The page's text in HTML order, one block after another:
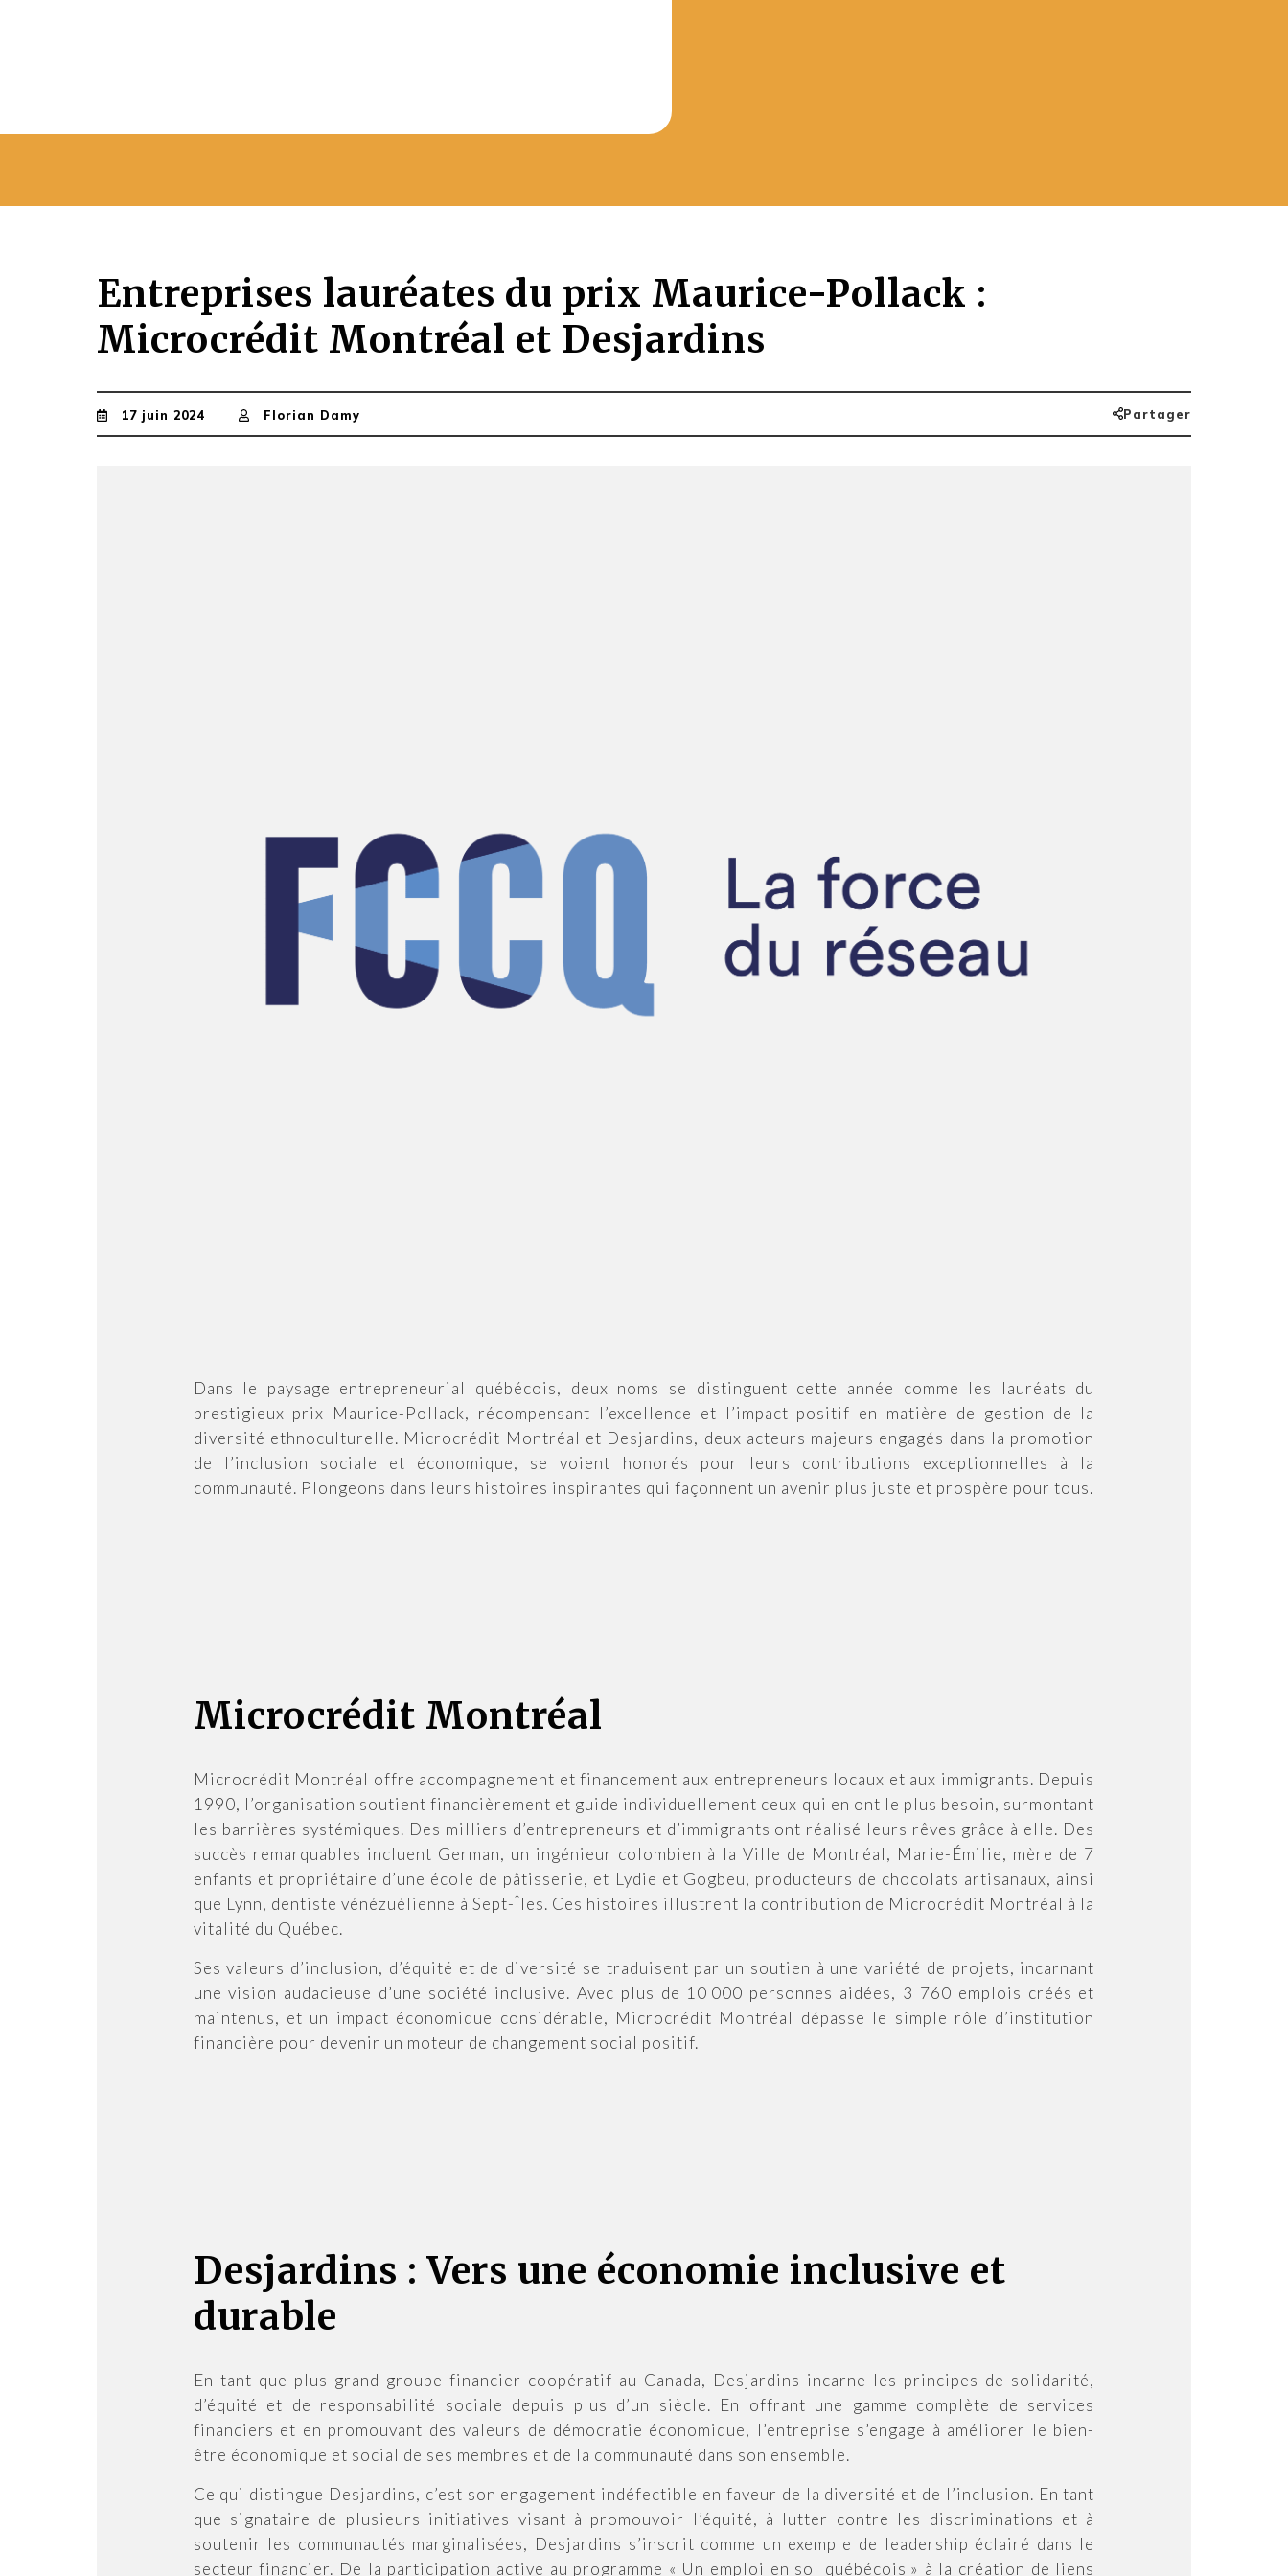
Entreprises lauréates du prix Maurice-Pollack :
Microcrédit Montréal et Desjardins
17 juin 2024 Florian Damy Partager
Dans le paysage entrepreneurial québécois, deux noms se distinguent cette année comme les lauréats du
prestigieux prix Maurice-Pollack, récompensant l’excellence et l’impact positif en matière de gestion de la
diversité ethnoculturelle. Microcrédit Montréal et Desjardins, deux acteurs majeurs engagés dans la promotion
de l’inclusion sociale et économique, se voient honorés pour leurs contributions exceptionnelles à la
communauté. Plongeons dans leurs histoires inspirantes qui façonnent un avenir plus juste et prospère pour tous.
Microcrédit Montréal
Microcrédit Montréal offre accompagnement et financement aux entrepreneurs locaux et aux immigrants. Depuis
1990, l’organisation soutient financièrement et guide individuellement ceux qui en ont le plus besoin, surmontant
les barrières systémiques. Des milliers d’entrepreneurs et d’immigrants ont réalisé leurs rêves grâce à elle. Des
succès remarquables incluent German, un ingénieur colombien à la Ville de Montréal, Marie-Émilie, mère de 7
enfants et propriétaire d’une école de pâtisserie, et Lydie et Gogbeu, producteurs de chocolats artisanaux, ainsi
que Lynn, dentiste vénézuélienne à Sept-Îles. Ces histoires illustrent la contribution de Microcrédit Montréal à la
vitalité du Québec.
Ses valeurs d’inclusion, d’équité et de diversité se traduisent par un soutien à une variété de projets, incarnant
une vision audacieuse d’une société inclusive. Avec plus de 10 000 personnes aidées, 3 760 emplois créés et
maintenus, et un impact économique considérable, Microcrédit Montréal dépasse le simple rôle d’institution
financière pour devenir un moteur de changement social positif.
Desjardins : Vers une économie inclusive et
durable
En tant que plus grand groupe financier coopératif au Canada, Desjardins incarne les principes de solidarité,
d’équité et de responsabilité sociale depuis plus d’un siècle. En offrant une gamme complète de services
financiers et en promouvant des valeurs de démocratie économique, l’entreprise s’engage à améliorer le bien-
être économique et social de ses membres et de la communauté dans son ensemble.
Ce qui distingue Desjardins, c’est son engagement indéfectible en faveur de la diversité et de l’inclusion. En tant
que signataire de plusieurs initiatives visant à promouvoir l’équité, à lutter contre les discriminations et à
soutenir les communautés marginalisées, Desjardins s’inscrit comme un exemple de leadership éclairé dans le
secteur financier. De la participation active au programme « Un emploi en sol québécois » à la création de liens